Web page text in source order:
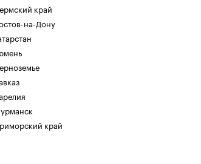
край
на-Дону
край